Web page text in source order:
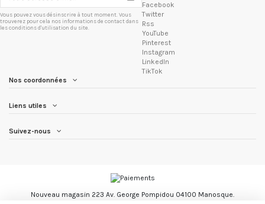
Vous pouvez vous désinscrire à tout moment. Vous
trouverez pour cela nos informations de contact dans
les conditions d'utilisation du site.
Facebook
Twitter
Rss
YouTube
Pinterest
Instagram
LinkedIn
TikTok
Nos coordonnées
Liens utiles
Suivez-nous
Nouveau magasin 223 Av. George Pompidou 04100 Manosque.